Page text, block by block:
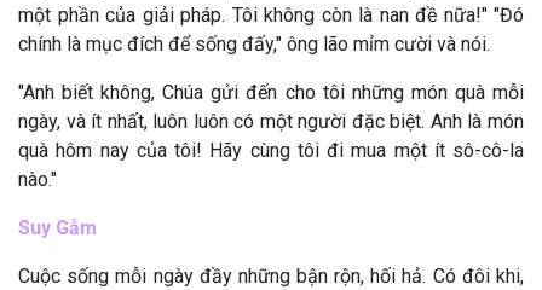
một phần của giải pháp. Tôi không còn là nan đề nữa!" "Đó
chính là mục đích để sống đấy," ông lão mỉm cười và nói.
"Anh biết không, Chúa gửi đến cho tôi những món quà mỗi
ngày, và ít nhất, luôn luôn có một người đặc biệt. Anh là món
quà hôm nay của tôi! Hãy cùng tôi đi mua một ít sô-cô-la
nào."
Suy Gẫm
Cuộc sống mỗi ngày đầy những bận rộn, hối hả. Có đôi khi,